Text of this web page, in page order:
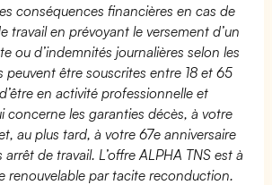
conséquences financières en cas de
travail en prévoyant le versement d’un
ou d’indemnités journalières selon les
peuvent être souscrites entre 18 et 65
en activité professionnelle et
concerne les garanties décès, à votre
au plus tard, à votre 67e anniversaire
de travail. L’offre ALPHA TNS est à
renouvelable par tacite reconduction.